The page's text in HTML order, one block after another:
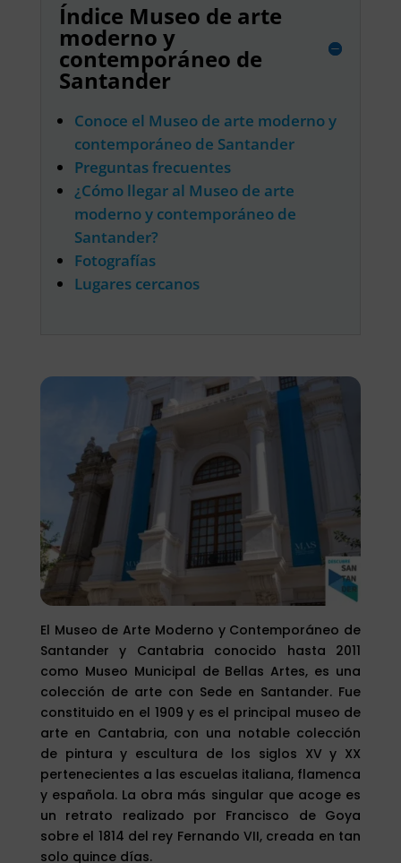
Índice Museo de arte
moderno y
contemporáneo de
Santander
Conoce el Museo de arte moderno y
contemporáneo de Santander
Preguntas frecuentes
¿Cómo llegar al Museo de arte
moderno y contemporáneo de
Santander?
Fotografías
Lugares cercanos
El Museo de Arte Moderno y Contemporáneo de
Santander y Cantabria conocido hasta 2011
como Museo Municipal de Bellas Artes, es una
colección de arte con Sede en Santander. Fue
constituido en el 1909 y es el principal museo de
arte en Cantabria, con una notable colección
de pintura y escultura de los siglos XV y XX
pertenecientes a las escuelas italiana, flamenca
y española. La obra más singular que acoge es
un retrato realizado por Francisco de Goya
sobre el 1814 del rey Fernando VII, creada en tan
solo quince días.